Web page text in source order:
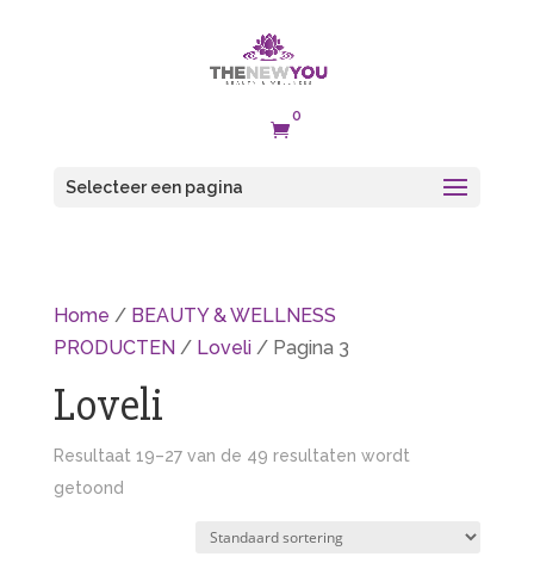

0
Selecteer een pagina
Home / BEAUTY & WELLNESS
PRODUCTEN/ Loveli/ Pagina 3
Loveli
Resultaat 19–27 van de 49 resultaten wordt
getoond